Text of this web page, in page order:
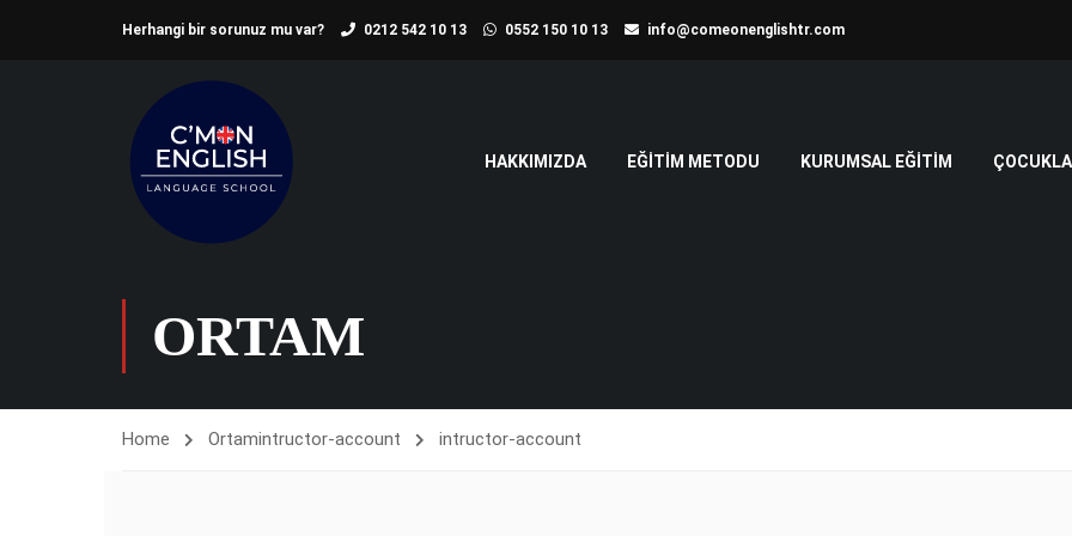
Herhangi bir sorunuz mu var? 0212 542 10 13 0552 150 10 13 info@comeonenglishtr.com
HAKKIMIZDA EĞITIM METODU KURUMSAL EĞITIM
ORTAM
Home Ortamintructor-account intructor-account